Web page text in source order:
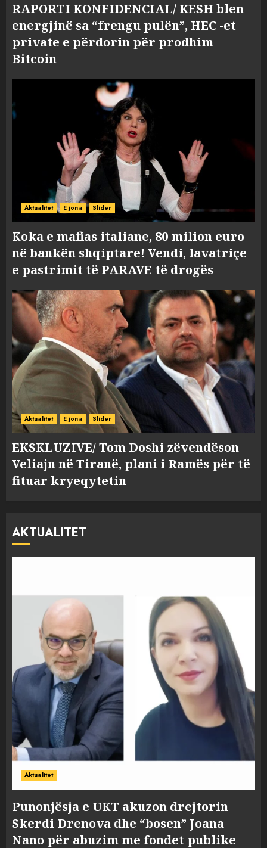
RAPORTI KONFIDENCIAL/ KESH blen
energjinë sa “frengu pulën”, HEC -et
private e përdorin për prodhim
Bitcoin
Aktualitet E jona Slider
Koka e mafias italiane, 80 milion euro
në bankën shqiptare! Vendi, lavatriçe
e pastrimit të PARAVE të drogës
Aktualitet E jona Slider
EKSKLUZIVE/ Tom Doshi zëvendëson
Veliajn në Tiranë, plani i Ramës për të
fituar kryeqytetin
AKTUALITET
Aktualitet
Punonjësja e UKT akuzon drejtorin
Skerdi Drenova dhe “bosen” Joana
Nano për abuzim me fondet publike